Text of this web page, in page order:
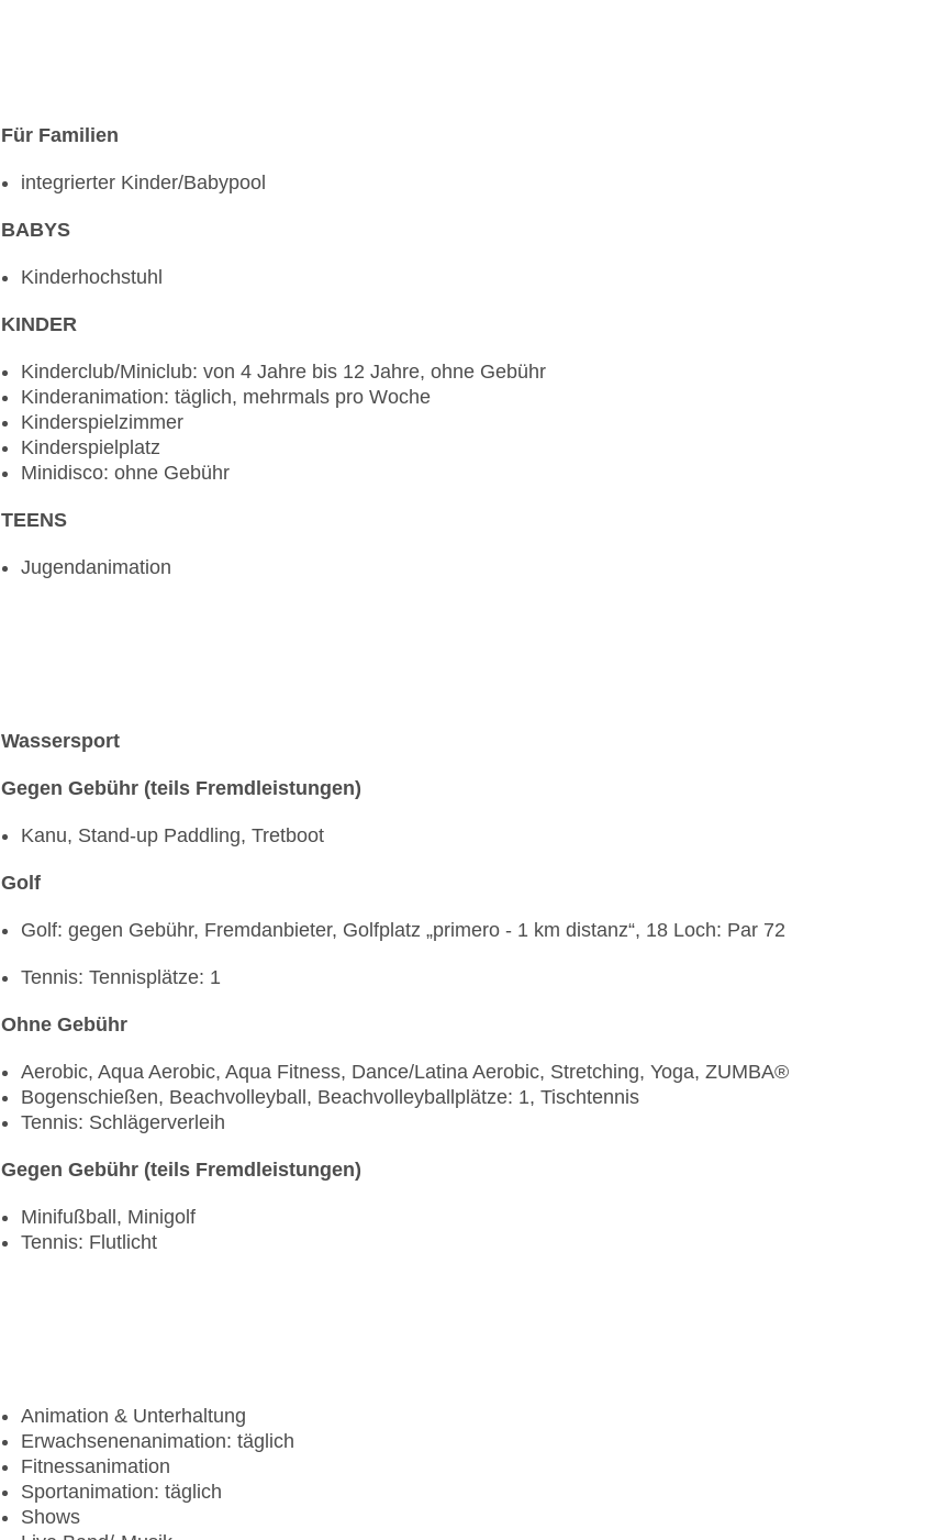
Für Familien
integrierter Kinder/Babypool
BABYS
Kinderhochstuhl
KINDER
Kinderclub/Miniclub: von 4 Jahre bis 12 Jahre, ohne Gebühr
Kinderanimation: täglich, mehrmals pro Woche
Kinderspielzimmer
Kinderspielplatz
Minidisco: ohne Gebühr
TEENS
Jugendanimation
Wassersport
Gegen Gebühr (teils Fremdleistungen)
Kanu, Stand-up Paddling, Tretboot
Golf
Golf: gegen Gebühr, Fremdanbieter, Golfplatz „primero - 1 km distanz“, 18 Loch: Par 72
Tennis: Tennisplätze: 1
Ohne Gebühr
Aerobic, Aqua Aerobic, Aqua Fitness, Dance/Latina Aerobic, Stretching, Yoga, ZUMBA®
Bogenschießen, Beachvolleyball, Beachvolleyballplätze: 1, Tischtennis
Tennis: Schlägerverleih
Gegen Gebühr (teils Fremdleistungen)
Minifußball, Minigolf
Tennis: Flutlicht
Animation & Unterhaltung
Erwachsenenanimation: täglich
Fitnessanimation
Sportanimation: täglich
Shows